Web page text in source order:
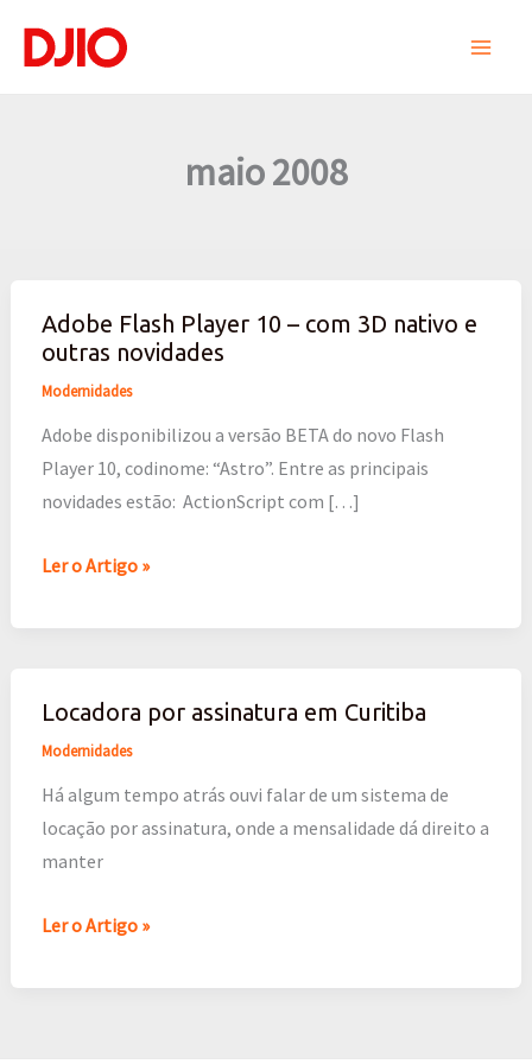
maio 2008
Adobe Flash Player 10 – com 3D nativo e
outras novidades
Modernidades
Adobe disponibilizou a versão BETA do novo Flash
Player 10, codinome: “Astro”. Entre as principais
novidades estão:  ActionScript com […]
Adobe
Flash
Player
10
–
com
nativo
outras
Ler o Artigo »
Locadora por assinatura em Curitiba
Modernidades
Há algum tempo atrás ouvi falar de um sistema de
locação por assinatura, onde a mensalidade dá direito a
manter
Locadora
por
assinatura
Ler o Artigo »